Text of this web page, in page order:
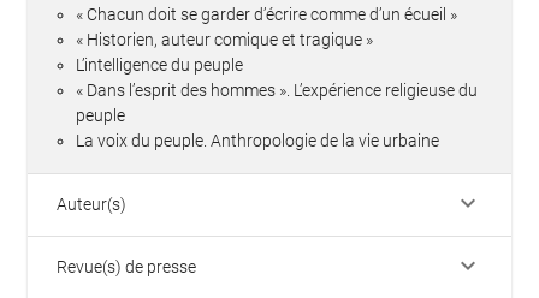
« Chacun doit se garder d’écrire comme d’un écueil »
« Historien, auteur comique et tragique »
L’intelligence du peuple
« Dans l’esprit des hommes ». L’expérience religieuse du
peuple
La voix du peuple. Anthropologie de la vie urbaine
Auteur(s) keyboard_arrow_down
Revue(s) de presse keyboard_arrow_down